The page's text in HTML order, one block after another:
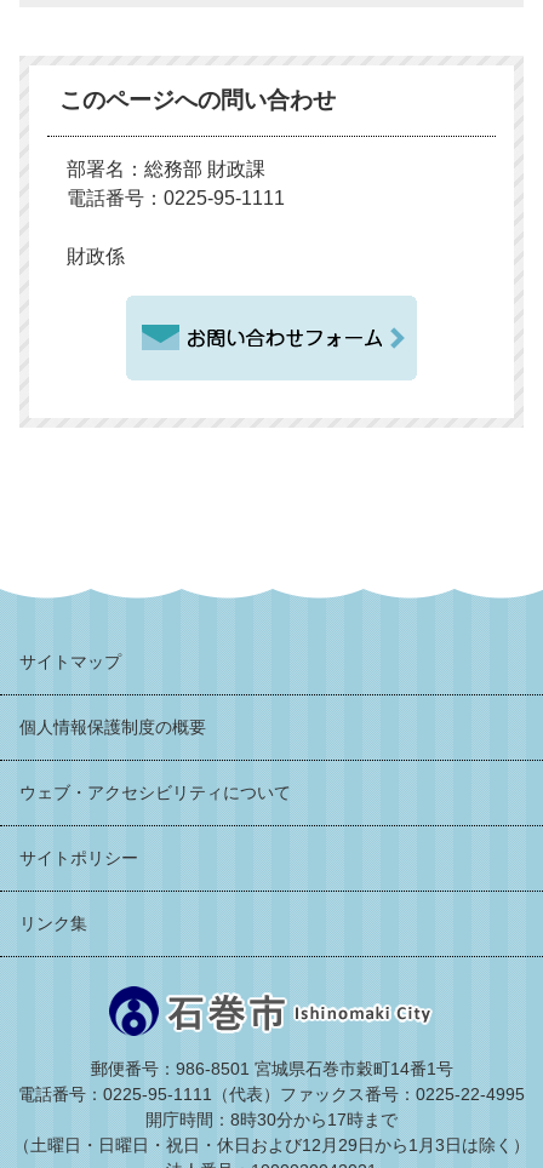
このページへの問い合わせ
部署名：総務部 財政課
電話番号：0225-95-1111
財政係
サイトマップ
個人情報保護制度の概要
ウェブ・アクセシビリティについて
サイトポリシー
リンク集
郵便番号：986-8501 宮城県石巻市穀町14番1号
電話番号：0225-95-1111（代表） ファックス番号：0225-22-4995
開庁時間：8時30分から17時まで
（土曜日・日曜日・祝日・休日および12月29日から1月3日は除く）